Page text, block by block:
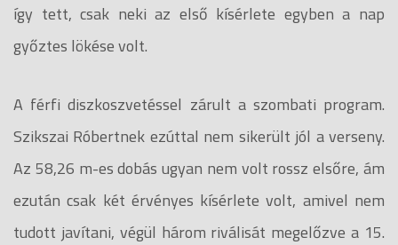
így tett, csak neki az első kísérlete egyben a nap
győztes lökése volt.
A férfi diszkoszvetéssel zárult a szombati program.
Szikszai Róbertnek ezúttal nem sikerült jól a verseny.
Az 58,26 m-es dobás ugyan nem volt rossz elsőre, ám
ezután csak két érvényes kísérlete volt, amivel nem
tudott javítani, végül három riválisát megelőzve a 15.